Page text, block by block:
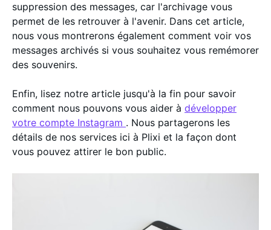
suppression des messages, car l'archivage vous
permet de les retrouver à l'avenir. Dans cet article,
nous vous montrerons également comment voir vos
messages archivés si vous souhaitez vous remémorer
des souvenirs.
Enfin, lisez notre article jusqu'à la fin pour savoir
comment nous pouvons vous aider à développer
votre compte Instagram . Nous partagerons les
détails de nos services ici à Plixi et la façon dont
vous pouvez attirer le bon public.